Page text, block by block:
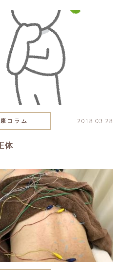
コラム 2018.03.28
体